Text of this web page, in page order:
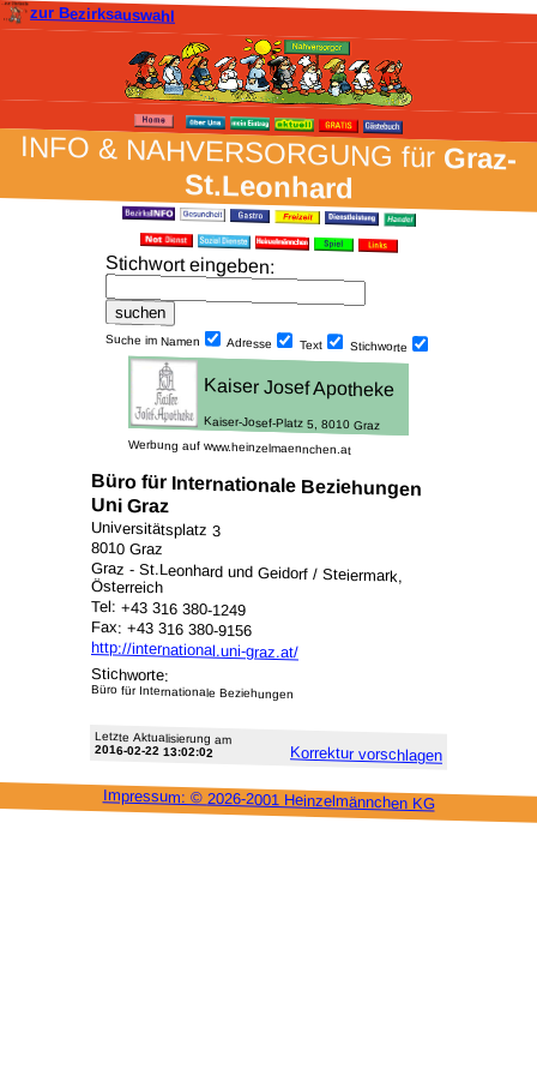
zur Bezirksauswahl
INFO & NAH­VER­SORG­UNG fürGraz-
St.Leonhard
Stich­wort ein­geben:
Suche im Namen Adresse Text Stich­worte
Werbung auf www.heinzelmaennchen.at
Büro für Internationale Beziehungen
Uni Graz
Universitätsplatz 3
8010 Graz
Graz - St.Leonhard und Geidorf / Steiermark,
Österreich
Tel: +43 316 380-1249
Fax: +43 316 380-9156
http://international.uni-graz.at/
Stichworte:
Büro für Internationale Beziehungen
Letzte Aktu­alisie­rung am
2016-02-22 13:02:02 Korrektur vor­schlagen
Impressum: © 2026-2001 Heinzel­männchen KG